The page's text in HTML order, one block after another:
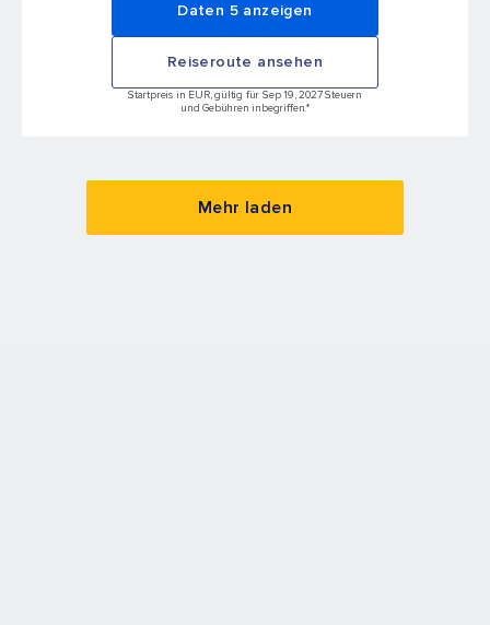
Daten 5 anzeigen
Reiseroute ansehen
Startpreis in EUR, gültig für Sep 19, 2027 Steuern
und Gebühren inbegriffen.*
Mehr laden